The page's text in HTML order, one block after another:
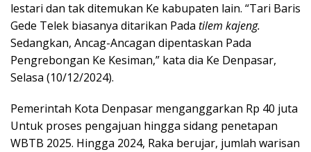
lestari dan tak ditemukan Ke kabupaten lain. “Tari Baris
Gede Telek biasanya ditarikan Pada tilem kajeng.
Sedangkan, Ancag-Ancagan dipentaskan Pada
Pengrebongan Ke Kesiman,” kata dia Ke Denpasar,
Selasa (10/12/2024).
Pemerintah Kota Denpasar menganggarkan Rp 40 juta
Untuk proses pengajuan hingga sidang penetapan
WBTB 2025. Hingga 2024, Raka berujar, jumlah warisan